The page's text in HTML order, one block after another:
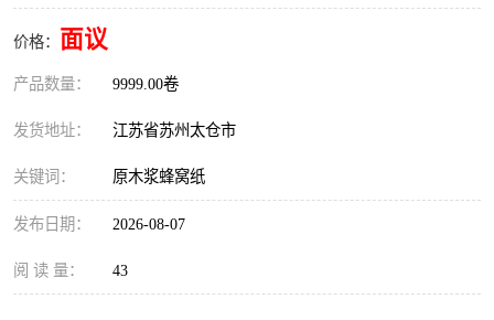
价格： 面议
产品数量： 9999.00卷
发货地址： 江苏省苏州太仓市
关键词： 原木浆蜂窝纸
发布日期： 2026-08-07
阅 读 量： 43